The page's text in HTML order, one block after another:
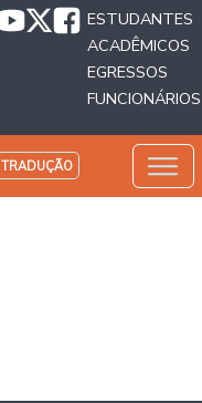
ESTUDANTES
ACADÊMICOS
EGRESSOS
FUNCIONÁRIOS
TRADUÇÃO